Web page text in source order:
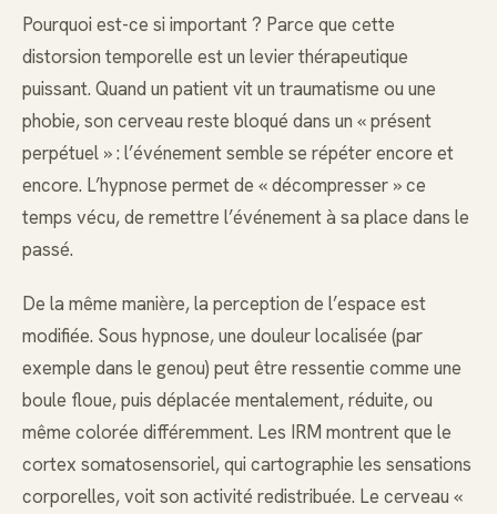
Pourquoi est-ce si important ? Parce que cette
distorsion temporelle est un levier thérapeutique
puissant. Quand un patient vit un traumatisme ou une
phobie, son cerveau reste bloqué dans un « présent
perpétuel » : l’événement semble se répéter encore et
encore. L’hypnose permet de « décompresser » ce
temps vécu, de remettre l’événement à sa place dans le
passé.
De la même manière, la perception de l’espace est
modifiée. Sous hypnose, une douleur localisée (par
exemple dans le genou) peut être ressentie comme une
boule floue, puis déplacée mentalement, réduite, ou
même colorée différemment. Les IRM montrent que le
cortex somatosensoriel, qui cartographie les sensations
corporelles, voit son activité redistribuée. Le cerveau «